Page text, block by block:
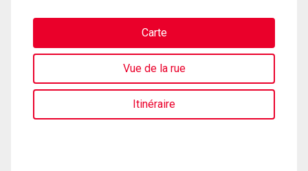
Carte
Vue de la rue
Itinéraire